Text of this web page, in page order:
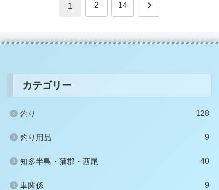
1 2 14 次
カテゴリー
釣り 128
釣り用品 9
知多半島・蒲郡・西尾 40
車関係 9